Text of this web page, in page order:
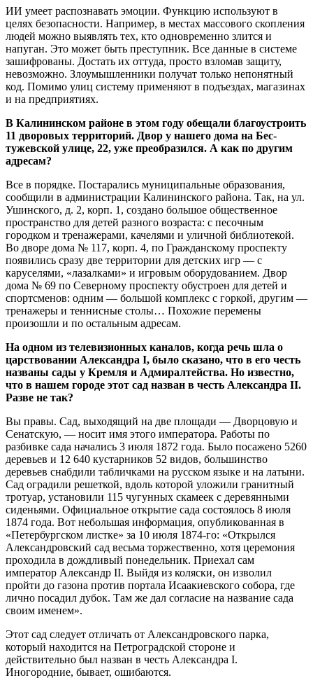
ИИ умеет распознавать эмоции. Функцию используют в
целях безопасности. Например, в местах массового скопления
людей можно выявлять тех, кто одновременно злится и
напуган. Это может быть преступник. Все данные в системе
зашифрованы. Достать их оттуда, просто взломав защиту,
невозможно. Злоумышленники получат только непонятный
код. Помимо улиц систему применяют в подъездах, магазинах
и на предприятиях.
В Калининском районе в этом году обещали благоустроить
11 дворовых территорий. Двор у нашего дома на Бес­
тужевской улице, 22, уже преобразился. А как по другим
адресам?
Все в порядке. Постарались муниципальные образования,
сообщили в администрации Калининского района. Так, на ул.
Ушинского, д. 2, корп. 1, создано большое общественное
пространство для детей разного возраста: с песочным
городком и тренажерами, качелями и уличной библиотекой.
Во дворе дома № 117, корп. 4, по Гражданскому проспекту
появились сразу две территории для детских игр — с
каруселями, «лазалками» и игровым оборудованием. Двор
дома № 69 по Северному проспекту обустроен для детей и
спортсменов: одним — большой комплекс с горкой, другим —
тренажеры и теннисные столы… Похожие перемены
произошли и по остальным адресам.
На одном из телевизионных каналов, когда речь шла о
царствовании Александра I, было сказано, что в его честь
названы сады у Кремля и Адмиралтейства. Но известно,
что в нашем городе этот сад назван в честь Александра II.
Разве не так?
Вы правы. Сад, выходящий на две площади — Дворцовую и
Сенатскую, — носит имя этого императора. Работы по
разбивке сада начались 3 июля 1872 года. Было посажено 5260
деревьев и 12 640 кустарников 52 видов, большинство
деревьев снабдили табличками на русском языке и на латыни.
Сад оградили решеткой, вдоль которой уложили гранитный
тротуар, установили 115 чугунных скамеек с деревянными
сиденьями. Официальное открытие сада состоялось 8 июля
1874 года. Вот небольшая информация, опубликованная в
«Петербургском листке» за 10 июля 1874-го: «Открылся
Александровский сад весьма торжественно, хотя церемония
проходила в дождливый понедельник. Приехал сам
император Александр II. Выйдя из коляски, он изволил
пройти до газона против портала Исаакиевского собора, где
лично посадил дубок. Там же дал согласие на название сада
своим именем».
Этот сад следует отличать от Александровского парка,
который находится на Петроградской стороне и
действительно был назван в честь Александра I.
Иногородние, бывает, ошибаются.